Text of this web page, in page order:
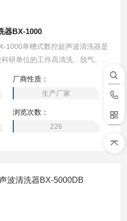
器BX-1000
1000单槽式数控超声波清洗器是
研单位的工件高清洗、脱气、混
厂商性质：
生产厂家
浏览次数：
226